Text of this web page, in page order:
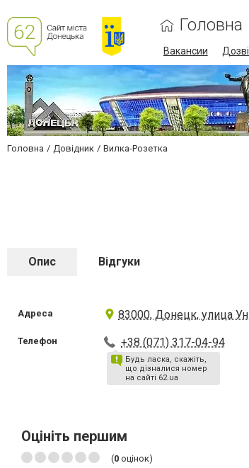
Головна
Вакансии
Головна Довідник Вилка-Розетка
Опис Відгуки
Адреса 83000, Донецк, улица
Телефон +38 (071) 317-04-94
Будь ласка, скажіть,
що дізналися номер
на сайті 62.ua
Оцініть першим
(0 оцінок)